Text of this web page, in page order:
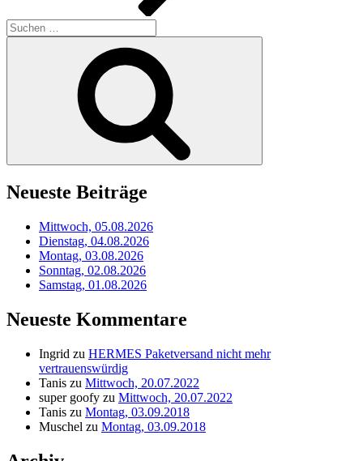
Suchen
nach:
Neueste Beiträge
Mittwoch, 05.08.2026
Dienstag, 04.08.2026
Montag, 03.08.2026
Sonntag, 02.08.2026
Samstag, 01.08.2026
Neueste Kommentare
Ingrid zu HERMES Paketversand nicht mehr
vertrauenswürdig
Tanis zu Mittwoch, 20.07.2022
super goofy zu Mittwoch, 20.07.2022
Tanis zu Montag, 03.09.2018
Muschel zu Montag, 03.09.2018